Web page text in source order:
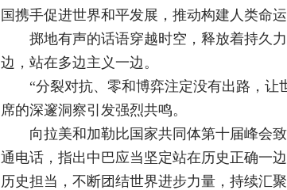
国携手促进世界和平发展，推动构建人类命运
掷地有声的话语穿越时空，释放着持久
边，站在多边主义一边。
“分裂对抗、零和博弈注定没有出路，
席的深邃洞察引发强烈共鸣。
向拉美和加勒比国家共同体第十届峰会
通电话，指出中巴应当坚定站在历史正确一
历史担当，不断团结世界进步力量，持续汇